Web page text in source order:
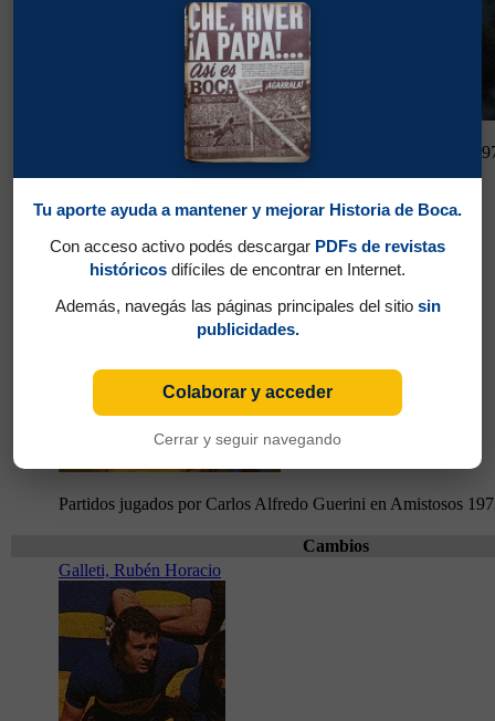
Partidos jugados por Osvaldo Rubén Potente en Amistosos
Partidos jugados por Carlos Alfredo Guerini en Amistosos
Cambios
Galleti, Rubén Horacio
Tu aporte ayuda a mantener y mejorar Historia de Boca.
Con acceso activo podés descargar PDFs de revistas
históricos difíciles de encontrar en Internet.
Además, navegás las páginas principales del sitio sin
publicidades.
Colaborar y acceder
Cerrar y seguir navegando